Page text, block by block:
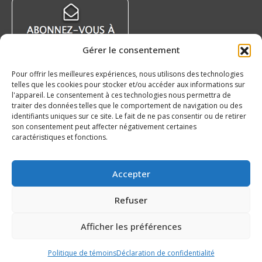
Gérer le consentement
Pour offrir les meilleures expériences, nous utilisons des technologies
telles que les cookies pour stocker et/ou accéder aux informations sur
l'appareil. Le consentement à ces technologies nous permettra de
traiter des données telles que le comportement de navigation ou des
identifiants uniques sur ce site. Le fait de ne pas consentir ou de retirer
son consentement peut affecter négativement certaines
caractéristiques et fonctions.
Accepter
Refuser
Afficher les préférences
Politique de témoinsDéclaration de confidentialité
une une
dans
une
dans
une
Nouvelles récentes
L’encan de l’Omnium de golf au bénéfice de la
Fondation de la LHJMQ en cours!
Nos 20 ans – Islanders de Charlottetown
7 août 2026